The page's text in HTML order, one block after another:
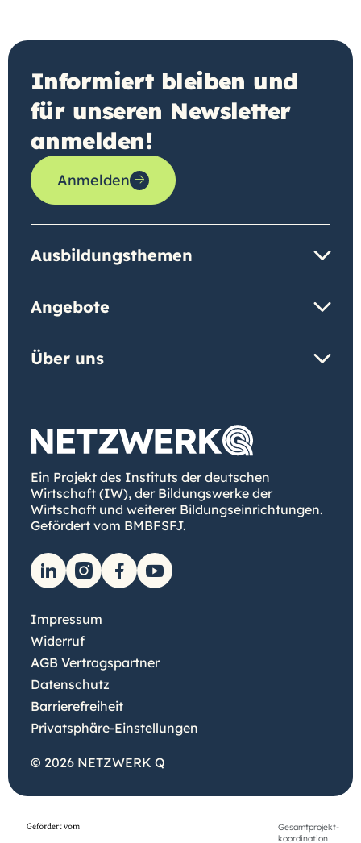
Informiert bleiben und
für unseren Newsletter
anmelden!
Anmelden
Ausbildungsthemen
Angebote
Über uns
Ein Projekt des Instituts der deutschen
Wirtschaft (IW), der Bildungswerke der
Wirtschaft und weiterer Bildungseinrichtungen.
Gefördert vom BMBFSFJ.
Impressum
Widerruf
AGB Vertragspartner
Datenschutz
Barrierefreiheit
Privatsphäre-Einstellungen
© 2026 NETZWERK Q
Gesamtprojekt-
koordination